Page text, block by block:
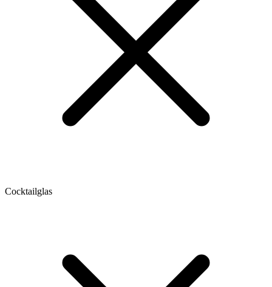
Cocktailglas